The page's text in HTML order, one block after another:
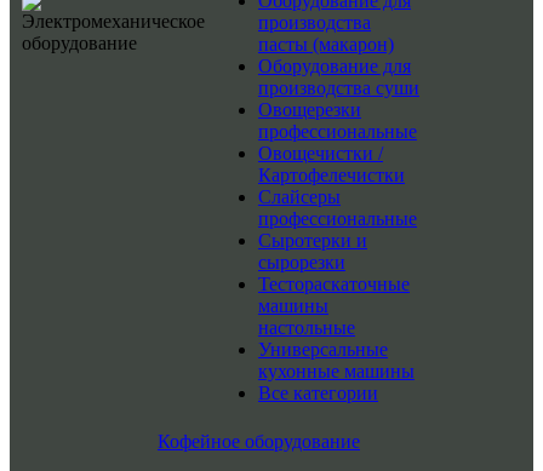
производства
пасты (макарон)
Оборудование для
производства суши
Овощерезки
профессиональные
Овощечистки /
Картофелечистки
Слайсеры
профессиональные
Сыротерки и
сырорезки
Тестораскаточные
машины
настольные
Универсальные
кухонные машины
Все категории
Кофейное оборудование